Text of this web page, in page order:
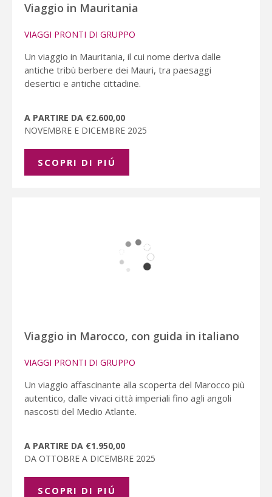
Viaggio in Mauritania
VIAGGI PRONTI DI GRUPPO
Un viaggio in Mauritania, il cui nome deriva dalle
antiche tribù berbere dei Mauri, tra paesaggi
desertici e antiche cittadine.
A PARTIRE DA €2.600,00
NOVEMBRE E DICEMBRE 2025
SCOPRI DI PIÚ
Viaggio in Marocco, con guida in italiano
VIAGGI PRONTI DI GRUPPO
Un viaggio affascinante alla scoperta del Marocco più
autentico, dalle vivaci città imperiali fino agli angoli
nascosti del Medio Atlante.
A PARTIRE DA €1.950,00
DA OTTOBRE A DICEMBRE 2025
SCOPRI DI PIÚ